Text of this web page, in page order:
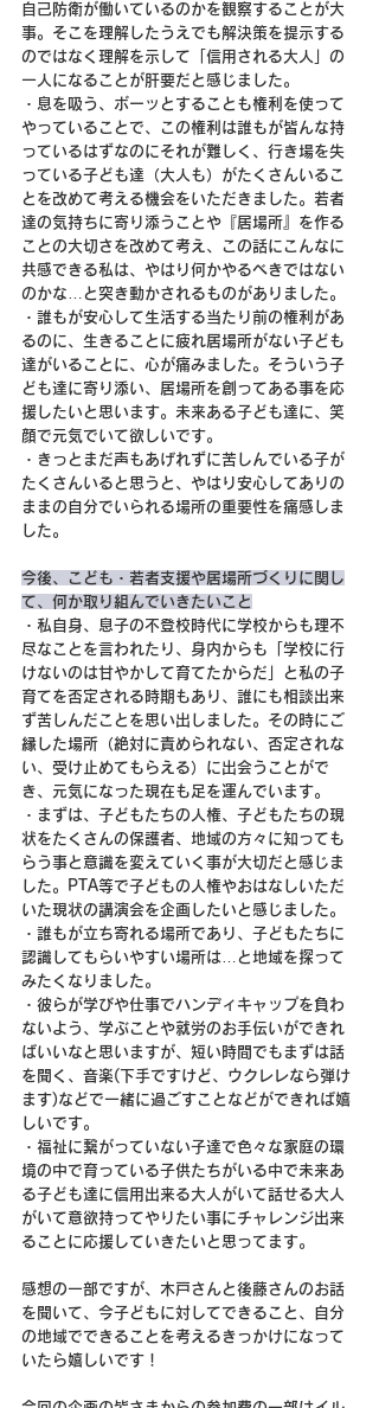
自己防衛が働いているのかを観察することが大
事。そこを理解したうえでも解決策を提示する
のではなく理解を示して「信用される大人」の
一人になることが肝要だと感じました。
・息を吸う、ボーッとすることも権利を使って
やっていることで、この権利は誰もが皆んな持
っているはずなのにそれが難しく、行き場を失
っている子ども達（大人も）がたくさんいるこ
とを改めて考える機会をいただきました。若者
達の気持ちに寄り添うことや『居場所』を作る
ことの大切さを改めて考え、この話にこんなに
共感できる私は、やはり何かやるべきではない
のかな…と突き動かされるものがありました。
・誰もが安心して生活する当たり前の権利があ
るのに、生きることに疲れ居場所がない子ども
達がいることに、心が痛みました。そういう子
ども達に寄り添い、居場所を創ってある事を応
援したいと思います。未来ある子ども達に、笑
顔で元気でいて欲しいです。
・きっとまだ声もあげれずに苦しんでいる子が
たくさんいると思うと、やはり安心してありの
ままの自分でいられる場所の重要性を痛感しま
した。
今後、こども・若者支援や居場所づくりに関し
て、何か取り組んでいきたいこと
・私自身、息子の不登校時代に学校からも理不
尽なことを言われたり、身内からも「学校に行
けないのは甘やかして育てたからだ」と私の子
育てを否定される時期もあり、誰にも相談出来
ず苦しんだことを思い出しました。その時にご
縁した場所（絶対に責められない、否定されな
い、受け止めてもらえる）に出会うことがで
き、元気になった現在も足を運んでいます。
・まずは、子どもたちの人権、子どもたちの現
状をたくさんの保護者、地域の方々に知っても
らう事と意識を変えていく事が大切だと感じま
した。PTA等で子どもの人権やおはなしいただ
いた現状の講演会を企画したいと感じました。
・誰もが立ち寄れる場所であり、子どもたちに
認識してもらいやすい場所は…と地域を探って
みたくなりました。
・彼らが学びや仕事でハンディキャップを負わ
ないよう、学ぶことや就労のお手伝いができれ
ばいいなと思いますが、短い時間でもまずは話
を聞く、音楽(下手ですけど、ウクレレなら弾け
ます)などで一緒に過ごすことなどができれば嬉
しいです。
・福祉に繋がっていない子達で色々な家庭の環
境の中で育っている子供たちがいる中で未来あ
る子ども達に信用出来る大人がいて話せる大人
がいて意欲持ってやりたい事にチャレンジ出来
ることに応援していきたいと思ってます。
感想の一部ですが、木戸さんと後藤さんのお話
を聞いて、今子どもに対してできること、自分
の地域でできることを考えるきっかけになって
いたら嬉しいです！